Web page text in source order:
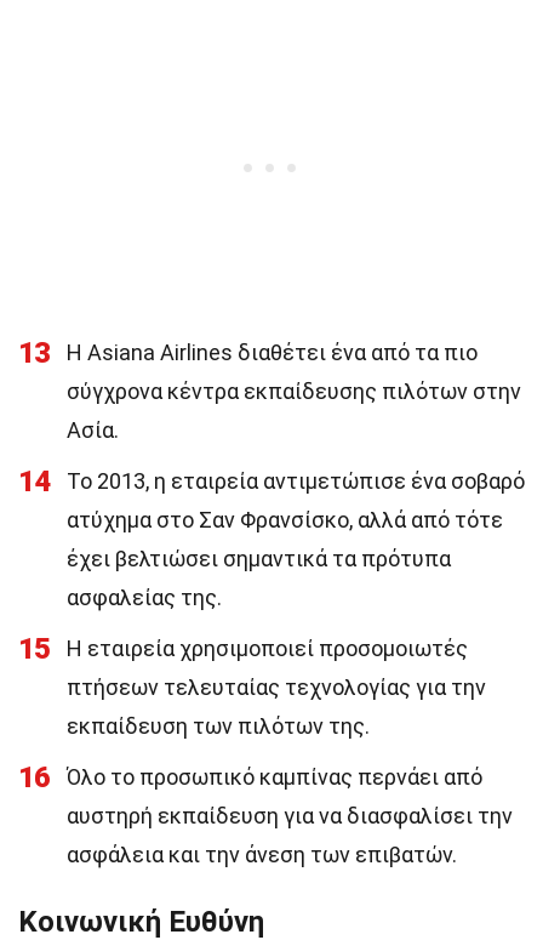
13
Η Asiana Airlines διαθέτει ένα από τα πιο
σύγχρονα κέντρα εκπαίδευσης πιλότων στην
Ασία.
14
Το 2013, η εταιρεία αντιμετώπισε ένα σοβαρό
ατύχημα στο Σαν Φρανσίσκο, αλλά από τότε
έχει βελτιώσει σημαντικά τα πρότυπα
ασφαλείας της.
15
Η εταιρεία χρησιμοποιεί προσομοιωτές
πτήσεων τελευταίας τεχνολογίας για την
εκπαίδευση των πιλότων της.
16
Όλο το προσωπικό καμπίνας περνάει από
αυστηρή εκπαίδευση για να διασφαλίσει την
ασφάλεια και την άνεση των επιβατών.
Κοινωνική Ευθύνη